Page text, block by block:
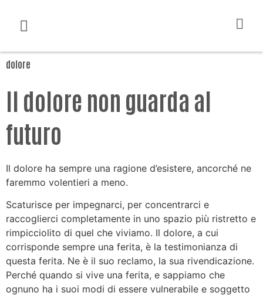
dolore
Il dolore non guarda al
futuro
Il dolore ha sempre una ragione d’esistere, ancorché ne
faremmo volentieri a meno.
Scaturisce per impegnarci, per concentrarci e
raccoglierci completamente in uno spazio più ristretto e
rimpicciolito di quel che viviamo. Il dolore, a cui
corrisponde sempre una ferita, è la testimonianza di
questa ferita. Ne è il suo reclamo, la sua rivendicazione.
Perché quando si vive una ferita, e sappiamo che
ognuno ha i suoi modi di essere vulnerabile e soggetto